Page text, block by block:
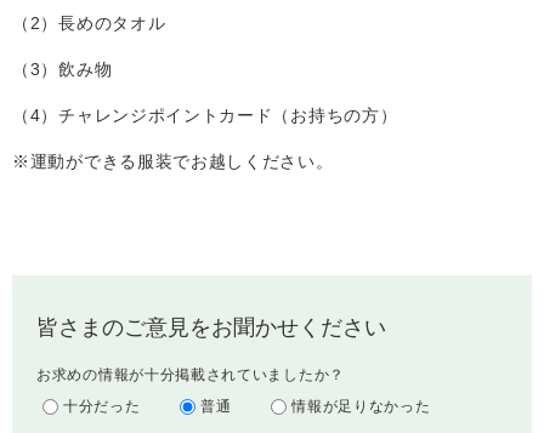
（2）長めのタオル
（3）飲み物
（4）チャレンジポイントカード（お持ちの方）
※運動ができる服装でお越しください。
皆さまのご意見をお聞かせください
お求めの情報が十分掲載されていましたか？
十分だった
普通 情報が足りなかった